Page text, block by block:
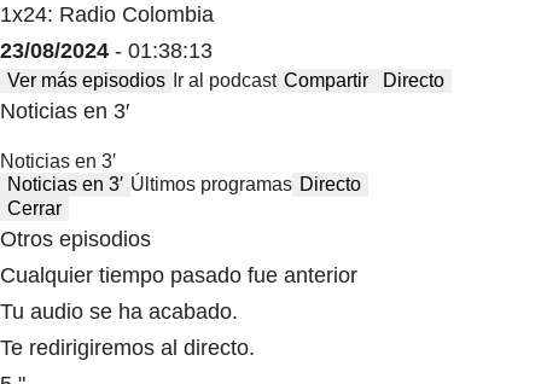
1x24: Radio Colombia
23/08/2024 - 01:38:13
Ver más episodios Ir al podcast Compartir Directo
Noticias en 3′
Noticias en 3′
Noticias en 3′ Últimos programas Directo
Cerrar
Otros episodios
Cualquier tiempo pasado fue anterior
Tu audio se ha acabado.
Te redirigiremos al directo.